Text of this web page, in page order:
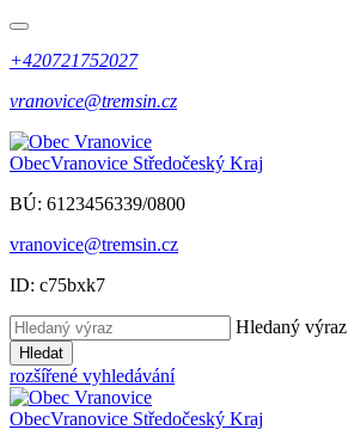
+420721752027
vranovice@tremsin.cz
ObecVranovice Středočeský Kraj
BÚ: 6123456339/0800
vranovice@tremsin.cz
ID: c75bxk7
Hledaný výraz
Hledat
rozšířené vyhledávání
ObecVranovice Středočeský Kraj